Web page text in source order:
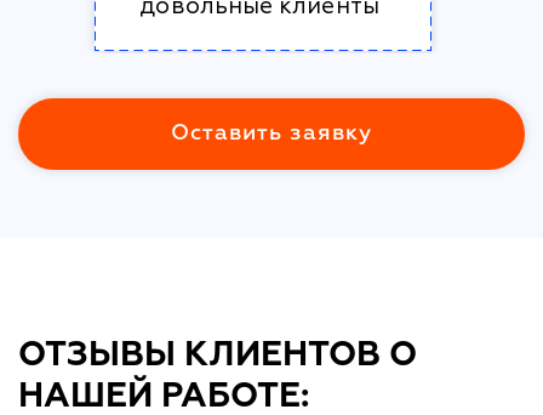
довольные клиенты
Оставить заявку
ОТЗЫВЫ КЛИЕНТОВ О
НАШЕЙ РАБОТЕ: